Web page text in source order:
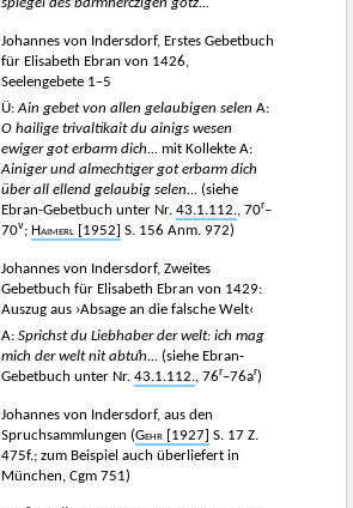
spiegel des barmherczigen gotz...
Johannes von Indersdorf, Erstes Gebetbuch
für Elisabeth Ebran von 1426,
Seelengebete 1–5
Ü:Ain gebet von allen gelaubigen selen A:
O hailige trivaltikait du ainigs wesen
ewiger got erbarm dich... mit Kollekte A:
Ainiger und almechtiger got erbarm dich
über all ellend gelaubig selen... (siehe
Ebran-Gebetbuch unter Nr. 43.1.112., 70r–
70v; Haimerl [1952] S. 156 Anm. 972)
Johannes von Indersdorf, Zweites
Gebetbuch für Elisabeth Ebran von 1429:
Auszug aus ›Absage an die falsche Welt‹
A: Sprichst du Liebhaber der welt: ich mag
mich der welt nit abtuͦn... (siehe Ebran-
Gebetbuch unter Nr. 43.1.112., 76r–76ar)
Johannes von Indersdorf, aus den
Spruchsammlungen (Gehr [1927]
S. 17 Z.
475f.; zum Beispiel auch überliefert in
München, Cgm 751)